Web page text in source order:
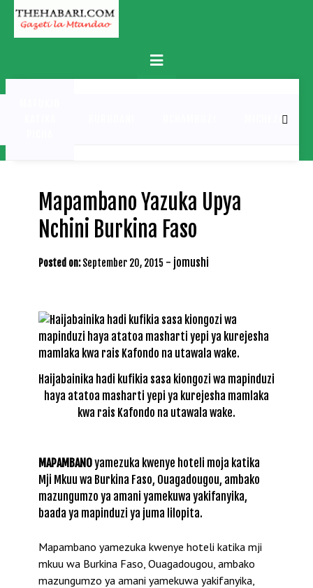
Skip
content
Primary
Menu
MICHEZO
Mapambano Yazuka Upya
Nchini Burkina Faso
Posted on: September 20, 2015 - jomushi
Haijabainika hadi kufikia sasa kiongozi wa mapinduzi
haya atatoa masharti yepi ya kurejesha mamlaka
kwa rais Kafondo na utawala wake.
MAPAMBANOyamezuka kwenye hoteli moja katika
Mji Mkuu wa Burkina Faso, Ouagadougou, ambako
mazungumzo ya amani yamekuwa yakifanyika,
baada ya mapinduzi ya juma lilopita.
Mapambano yamezuka kwenye hoteli katika mji
mkuu wa Burkina Faso, Ouagadougou, ambako
mazungumzo ya amani yamekuwa yakifanyika,